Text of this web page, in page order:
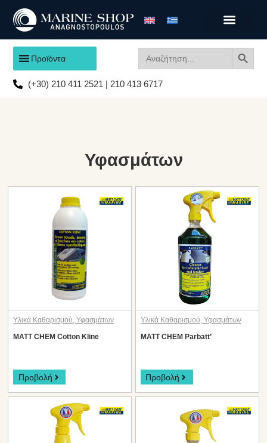
Προϊόντα
for:
(+30) 210 411 2521 | 210 413 6717
Υφασμάτων
Υλικά Καθαρισμού,Υφασμάτων
MATT CHEM Cotton Kline
Προβολή
Υλικά Καθαρισμού, Υφασμάτων
MATT CHEM Parbatt’
Προβολή